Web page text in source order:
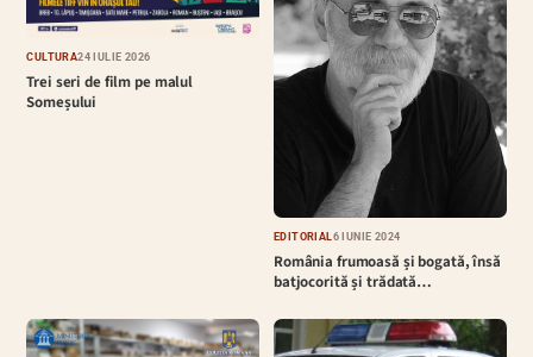
CULTURĂ24 IULIE 2026
Trei seri de film pe malul
Someșului
EDITORIAL 6 IUNIE 2024
România frumoasă și bogată, însă
batjocorită și trădată…